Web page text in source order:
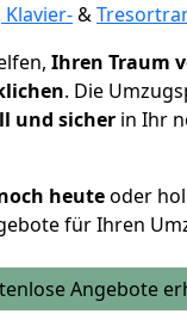
Klavier-&
Ihren Traum
. Die
und sicher in Ihr
heuteoder
für Ihren
Angebote